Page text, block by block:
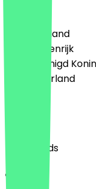
🇩🇪 Duitsland
🇦🇹 Oostenrijk
🇬🇧 Verenigd
🇳🇱 Nederland
English
Nederlands
Over